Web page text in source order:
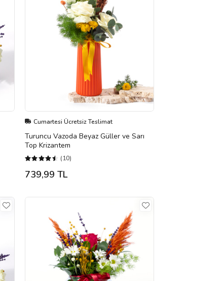
Cumartesi Ücretsiz Teslimat
Turuncu Vazoda Beyaz Güller ve Sarı
Top Krizantem
(10)
739,99 TL